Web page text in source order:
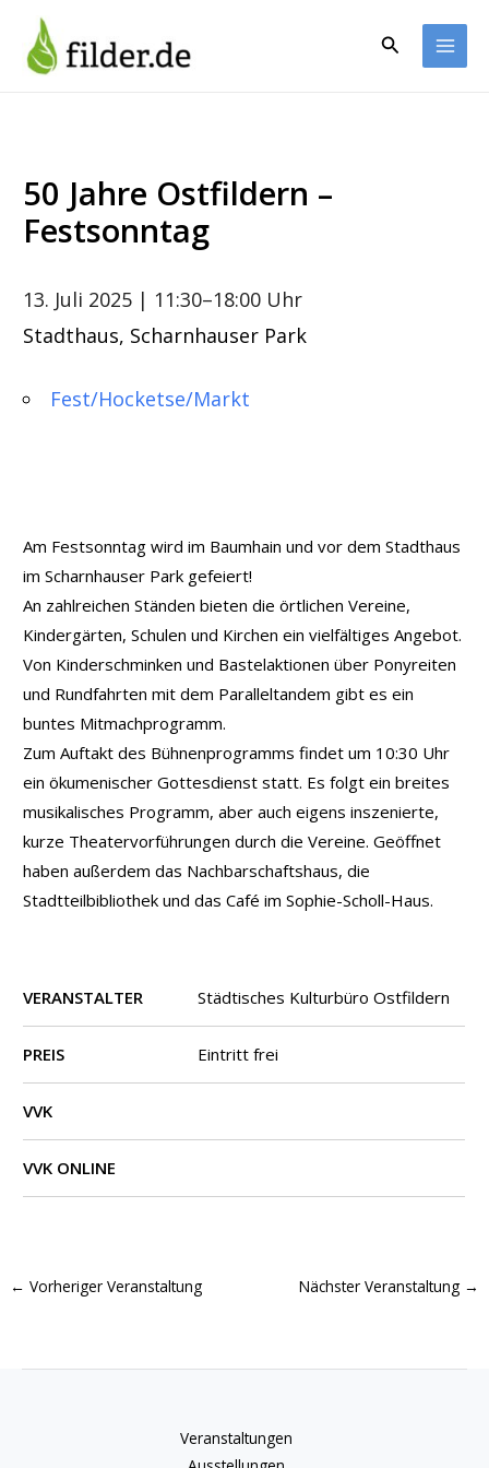
Inhalt
springen
Suchen
50 Jahre Ostfildern –
Festsonntag
13. Juli 2025 | 11:30–18:00 Uhr
Stadthaus, Scharnhauser Park
Fest/Hocketse/Markt
Am Festsonntag wird im Baumhain und vor dem Stadthaus
im Scharnhauser Park gefeiert!
An zahlreichen Ständen bieten die örtlichen Vereine,
Kindergärten, Schulen und Kirchen ein vielfältiges Angebot.
Von Kinderschminken und Bastelaktionen über Ponyreiten
und Rundfahrten mit dem Paralleltandem gibt es ein
buntes Mitmachprogramm.
Zum Auftakt des Bühnenprogramms findet um 10:30 Uhr
ein ökumenischer Gottesdienst statt. Es folgt ein breites
musikalisches Programm, aber auch eigens inszenierte,
kurze Theatervorführungen durch die Vereine. Geöffnet
haben außerdem das Nachbarschaftshaus, die
Stadtteilbibliothek und das Café im Sophie-Scholl-Haus.
VERANSTALTER Städtisches Kulturbüro Ostfildern
PREIS Eintritt frei
VVK
VVK ONLINE
← Vorheriger Veranstaltung Nächster Veranstaltung →
Veranstaltungen